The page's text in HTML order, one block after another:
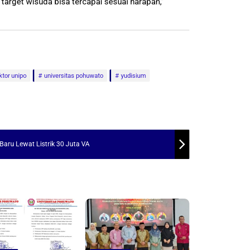
unipo universitas pohuwato yudisium
Lewat Listrik 30 Juta VA